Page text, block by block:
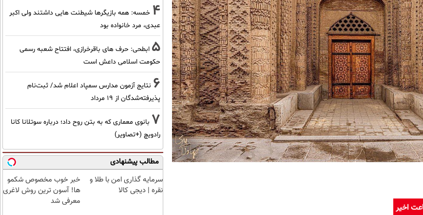
اخیر
4 خمسه: همه بازیگرها شیطنت هایی داشتند ولی اکبر
عبدی، مرد خانواده بود
5 ابطحی: حرف های باقرخرازی، افتتاح شعبه رسمی
حکومت اسلامی داعش است
6 نتایج آزمون مدارس سمپاد اعلام شد/ ثبت‌نام
پذیرفته‌شدگان از ۱۹ مرداد
7 بانوی معماری که به بتن روح داد؛ درباره سوتلانا کانا
رادویچ (+تصاویر)
مطالب پیشنهادی
سرمایه گذاری امن با طلا و
نقره | دیجی کالا
خبر خوب مخصوص شکمو
ها! آسون ترین روش لاغری
معرفی شد